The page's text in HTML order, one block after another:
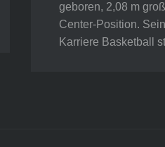
geboren, 2,08 m
Center-Position.
Karriere Basketball